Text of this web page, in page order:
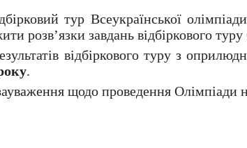
тур Всеукраїнської
розв’язки завдань відбіркового
відбіркового туру з
.
щодо проведення Олімпіади